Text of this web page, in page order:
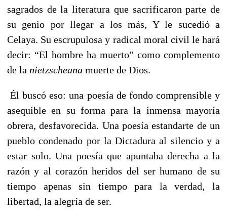
sagrados de la literatura que sacrificaron parte de
su genio por llegar a los más, Y le sucedió a
Celaya. Su escrupulosa y radical moral civil le hará
decir: “El hombre ha muerto” como complemento
de la nietzscheana muerte de Dios.
Él buscó eso: una poesía de fondo comprensible y
asequible en su forma para la inmensa mayoría
obrera, desfavorecida. Una poesía estandarte de un
pueblo condenado por la Dictadura al silencio y a
estar solo. Una poesía que apuntaba derecha a la
razón y al corazón heridos del ser humano de su
tiempo apenas sin tiempo para la verdad, la
libertad, la alegría de ser.